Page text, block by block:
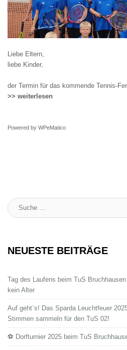
Liebe Eltern,
liebe Kinder,
der Termin für das kommende Tennis-
>> weiterlesen
Powered by WPeMatico
Suche
:
NEUESTE BEITRÄGE
Tag des Laufens beim TuS
kein Alter
Auf geht`s! Das Sparda Leuchtfeuer
Stimmen sammeln für den TuS 02!
⚽ Dorfturnier 2025 beim TuS